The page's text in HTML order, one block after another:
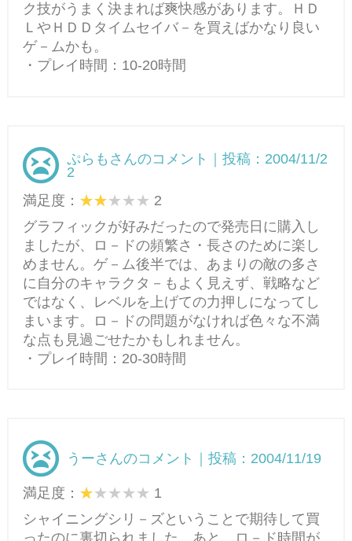
ク技がうまく決まれば爽快感があります。ＨＤ
ＬやＨＤＤタイムセイバ－を買えばかなり良い
ゲ－ムかも。
・プレイ時間：10-20時間
ぷらもさんのコメント｜投稿：2004/11/2
2
満足度：
2
グラフィックが好みだったので発売日に購入し
ましたが、ロ－ドの頻繁さ・長さのために楽し
めません。ゲ－ム後半では、あまりの敵の多さ
に自分のキャラクタ－もよく見えず、戦略など
ではなく、レベルを上げての力押しになってし
まいます。ロ－ドの問題がなければ色々な不満
な点も見過ごせたかもしれません。
・プレイ時間：20-30時間
うーさんのコメント｜投稿：2004/11/19
満足度：
1
シャイニングシリ－ズということで期待して買